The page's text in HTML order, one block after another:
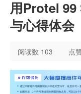
用Protel 99
与心得体会
阅读数 103 点